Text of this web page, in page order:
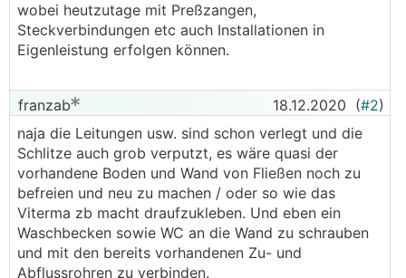
wobei heutzutage mit Preßzangen,
Steckverbindungen etc auch Installationen in
Eigenleistung erfolgen können.
franzab 18.12.2020 (#2)
naja die Leitungen usw. sind schon verlegt und die
Schlitze auch grob verputzt, es wäre quasi der
vorhandene Boden und Wand von Fließen noch zu
befreien und neu zu machen / oder so wie das
Viterma zb macht draufzukleben. Und eben ein
Waschbecken sowie WC an die Wand zu schrauben
und mit den bereits vorhandenen Zu- und
Abflussrohren zu verbinden.